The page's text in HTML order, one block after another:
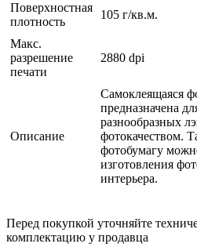
Поверхностная
плотность
105 г/кв.м.
Макс.
разрешение
печати
2880 dpi
Описание
Cамоклеящаяся
предназначена
разнообразных
фотокачеством.
фотобумагу
изготовления
интерьера.
Перед покупкой уточняйте
комплектацию у продавца